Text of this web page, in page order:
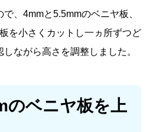
、4mmと5.5mmのベニヤ板、
を小さくカットし一ヵ所ずつど
ながら高さを調整しました。
のベニヤ板を上